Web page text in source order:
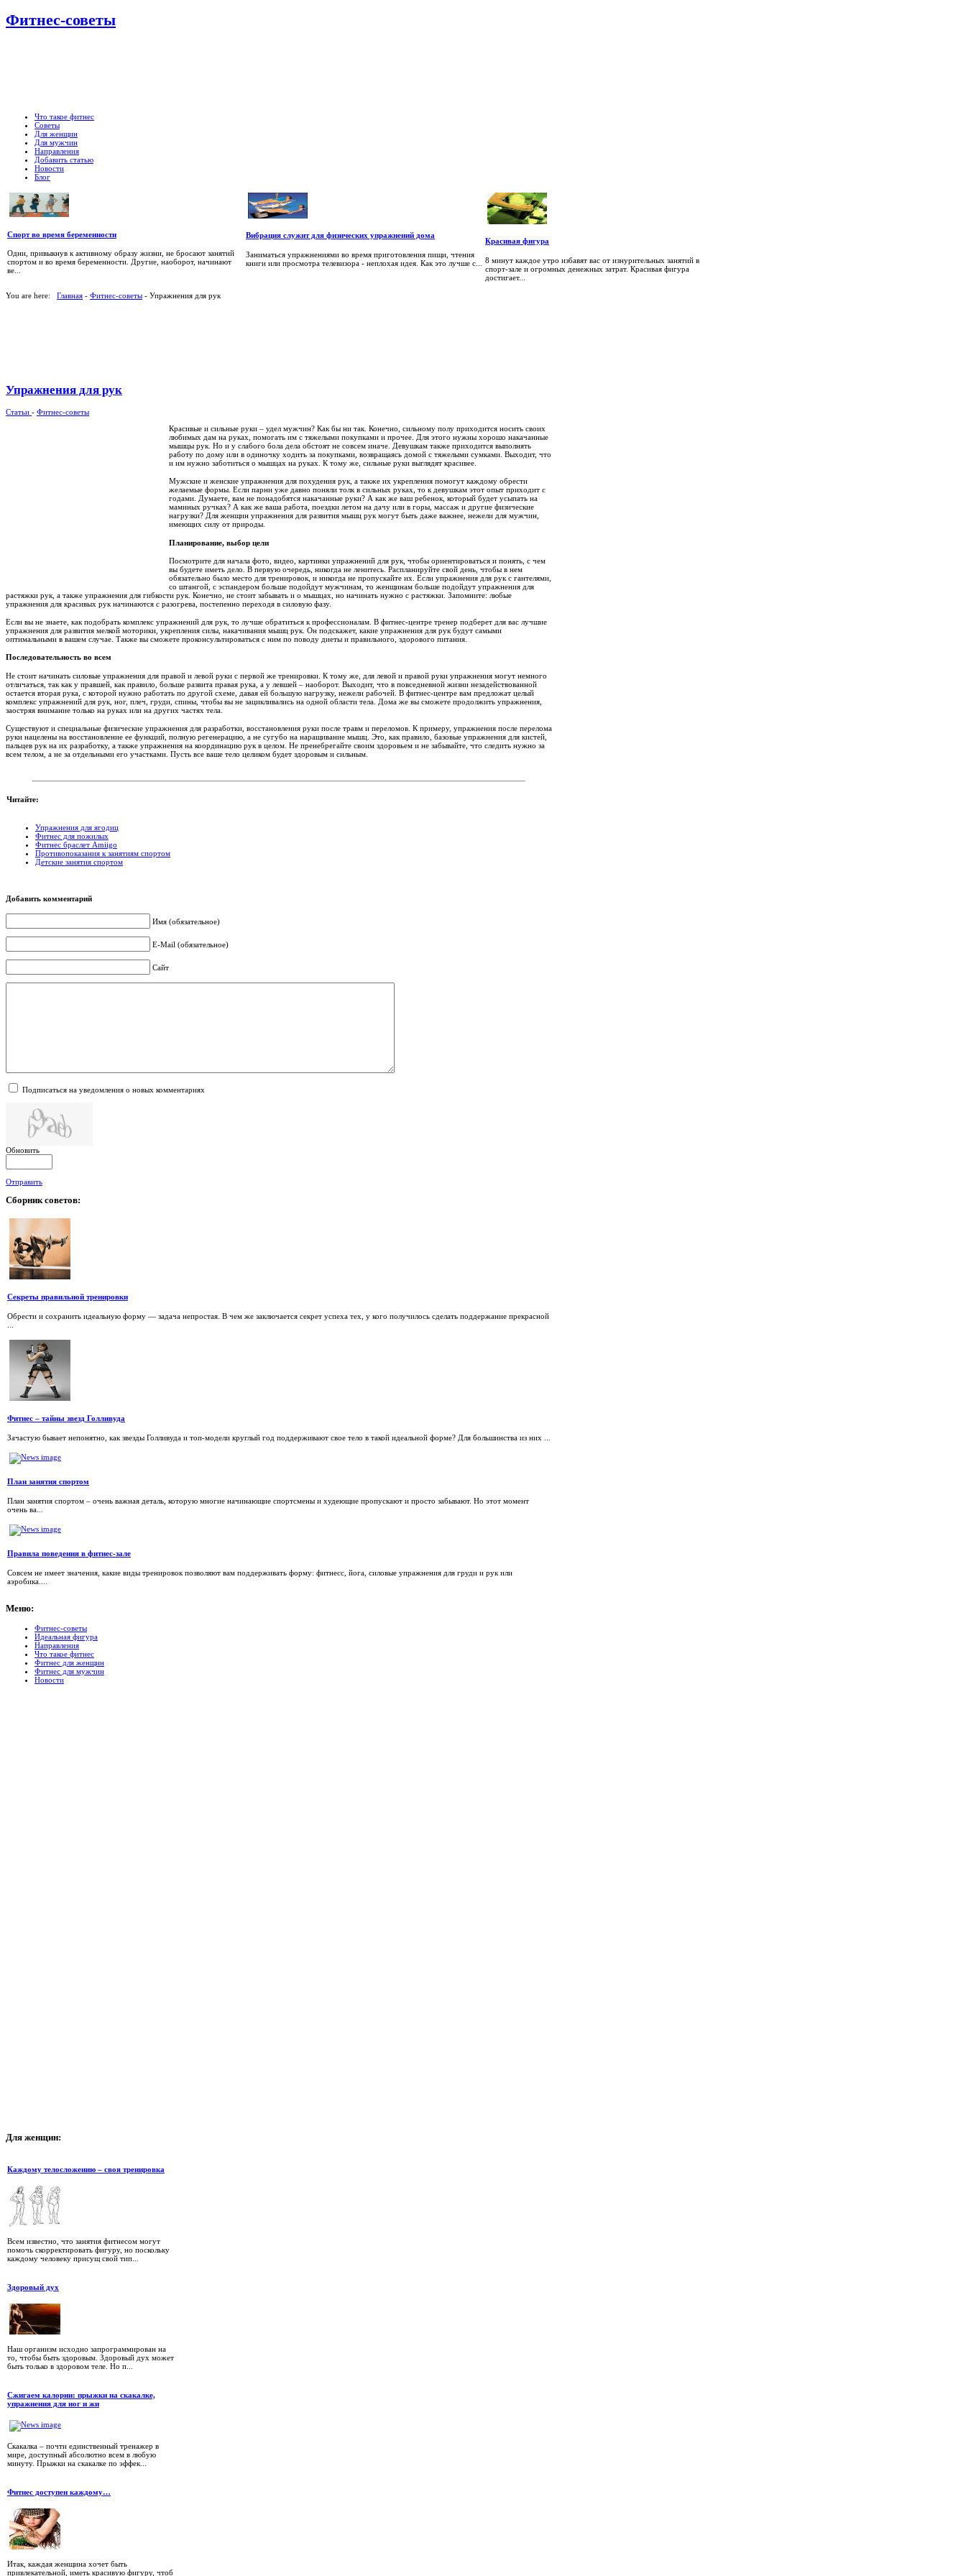
Фитнес-советы
Что такое фитнес
Советы
Для женщин
Для мужчин
Направления
Добавить статью
Новости
Блог
Спорт во время беременности
Одни, привыкнув к активному образу жизни, не бросают занятий
спортом и во время беременности. Другие, наоборот, начинают
ве...
Вибрация служит для физических упражнений дома
Заниматься упражнениями во время приготовления пищи, чтения
книги или просмотра телевизора - неплохая идея. Как это лучше с...
Красивая фигура
8 минут каждое утро избавят вас от изнурительных занятий в
спорт-зале и огромных денежных затрат. Красивая фигура
достигает...
You are here: Главная - Фитнес-советы - Упражнения для рук
Упражнения для рук
Статьи - Фитнес-советы
Красивые и сильные руки – удел мужчин? Как бы ни так. Конечно, сильному полу приходится носить своих
любимых дам на руках, помогать им с тяжелыми покупками и прочее. Для этого нужны хорошо накачанные
мышцы рук. Но и у слабого бола дела обстоят не совсем иначе. Девушкам также приходится выполнять
работу по дому или в одиночку ходить за покупками, возвращаясь домой с тяжелыми сумками. Выходит, что
и им нужно заботиться о мышцах на руках. К тому же, сильные руки выглядят красивее.
Мужские и женские упражнения для похудения рук, а также их укрепления помогут каждому обрести
желаемые формы. Если парни уже давно поняли толк в сильных руках, то к девушкам этот опыт приходит с
годами. Думаете, вам не понадобятся накачанные руки? А как же ваш ребенок, который будет усыпать на
маминых ручках? А как же ваша работа, поездки летом на дачу или в горы, массаж и другие физические
нагрузки? Для женщин упражнения для развития мышц рук могут быть даже важнее, нежели для мужчин,
имеющих силу от природы.
Планирование, выбор цели
Посмотрите для начала фото, видео, картинки упражнений для рук, чтобы ориентироваться и понять, с чем
вы будете иметь дело. В первую очередь, никогда не ленитесь. Распланируйте свой день, чтобы в нем
обязательно было место для тренировок, и никогда не пропускайте их. Если упражнения для рук с гантелями,
со штангой, с эспандером больше подойдут мужчинам, то женщинам больше подойдут упражнения для
растяжки рук, а также упражнения для гибкости рук. Конечно, не стоит забывать и о мышцах, но начинать нужно с растяжки. Запомните: любые
упражнения для красивых рук начинаются с разогрева, постепенно переходя в силовую фазу.
Если вы не знаете, как подобрать комплекс упражнений для рук, то лучше обратиться к профессионалам. В фитнес-центре тренер подберет для вас лучшие
упражнения для развития мелкой моторики, укрепления силы, накачивания мышц рук. Он подскажет, какие упражнения для рук будут самыми
оптимальными в вашем случае. Также вы сможете проконсультироваться с ним по поводу диеты и правильного, здорового питания.
Последовательность во всем
Не стоит начинать силовые упражнения для правой и левой руки с первой же тренировки. К тому же, для левой и правой руки упражнения могут немного
отличаться, так как у правшей, как правило, больше развита правая рука, а у левшей – наоборот. Выходит, что в повседневной жизни незадействованной
остается вторая рука, с которой нужно работать по другой схеме, давая ей большую нагрузку, нежели рабочей. В фитнес-центре вам предложат целый
комплекс упражнений для рук, ног, плеч, груди, спины, чтобы вы не зацикливались на одной области тела. Дома же вы сможете продолжить упражнения,
заостряя внимание только на руках или на других частях тела.
Существуют и специальные физические упражнения для разработки, восстановления руки после травм и переломов. К примеру, упражнения после перелома
руки нацелены на восстановление ее функций, полную регенерацию, а не сугубо на наращивание мышц. Это, как правило, базовые упражнения для кистей,
пальцев рук на их разработку, а также упражнения на координацию рук в целом. Не пренебрегайте своим здоровьем и не забывайте, что следить нужно за
всем телом, а не за отдельными его участками. Пусть все ваше тело целиком будет здоровым и сильным.
Читайте:
Упражнения для ягодиц
Фитнес для пожилых
Фитнес браслет Amiigo
Противопоказания к занятиям спортом
Детские занятия спортом
Добавить комментарий
Имя (обязательное)
E-Mail (обязательное)
Сайт
Подписаться на уведомления о новых комментариях
Обновить
Отправить
Сборник советов:
Секреты правильной тренировки
Обрести и сохранить идеальную форму — задача непростая. В чем же заключается секрет успеха тех, у кого получилось сделать поддержание прекрасной
Фитнес – тайны звезд Голливуда
Зачастую бывает непонятно, как звезды Голливуда и топ-модели круглый год поддерживают свое тело в такой идеальной форме? Для большинства из них ...
План занятия спортом
План занятия спортом – очень важная деталь, которую многие начинающие спортсмены и худеющие пропускают и просто забывают. Но этот момент
очень ва...
Правила поведения в фитнес-зале
Совсем не имеет значения, какие виды тренировок позволяют вам поддерживать форму: фитнесс, йога, силовые упражнения для груди и рук или
аэробика....
Меню:
Фитнес-советы
Идеальная фигура
Направления
Что такое фитнес
Фитнес для женщин
Фитнес для мужчин
Новости
Для женщин:
Каждому телосложению – своя тренировка
Всем известно, что занятия фитнесом могут
помочь скорректировать фигуру, но поскольку
каждому человеку присущ свой тип...
Здоровый дух
Наш организм исходно запрограммирован на
то, чтобы быть здоровым. Здоровый дух может
быть только в здоровом теле. Но п...
Сжигаем калории: прыжки на скакалке,
упражнения для ног и жи
Скакалка – почти единственный тренажер в
мире, доступный абсолютно всем в любую
минуту. Прыжки на скакалке по эффек...
Фитнес доступен каждому…
Итак, каждая женщина хочет быть
привлекательной, иметь красивую фигуру, чтоб